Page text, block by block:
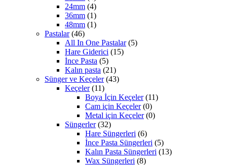
24mm (4)
36mm (1)
48mm (1)
Pastalar (46)
All In One Pastalar (5)
Hare Giderici (15)
İnce Pasta (5)
Kalın pasta (21)
Sünger ve Keçeler (43)
Keçeler (11)
Boya İçin Keçeler (11)
Cam için Keçeler (0)
Metal için Keçeler (0)
Süngerler (32)
Hare Süngerleri (6)
İnce Pasta Süngerleri (5)
Kalın Pasta Süngerleri (13)
Wax Süngerleri (8)